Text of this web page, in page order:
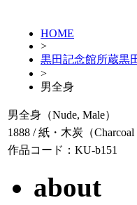
HOME
>
黒田記念館所蔵黒
>
男全身
男全身（Nude, Male）
1888 / 紙・木炭（Charcoal
作品コード：KU-b151
about